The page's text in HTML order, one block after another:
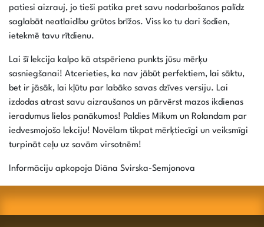
patiesi aizrauj, jo tieši patika pret savu nodarbošanos palīdz
saglabāt neatlaidību grūtos brīžos. Viss ko tu dari šodien,
ietekmē tavu rītdienu.
Lai šī lekcija kalpo kā atspēriena punkts jūsu mērķu
sasniegšanai! Atcerieties, ka nav jābūt perfektiem, lai sāktu,
bet ir jāsāk, lai kļūtu par labāko savas dzīves versiju. Lai
izdodas atrast savu aizraušanos un pārvērst mazos ikdienas
ieradumus lielos panākumos! Paldies Mikum un Rolandam par
iedvesmojošo lekciju! Novēlam tikpat mērķtiecīgi un veiksmīgi
turpināt ceļu uz savām virsotnēm!
Informāciju apkopoja Diāna Svirska-Semjonova